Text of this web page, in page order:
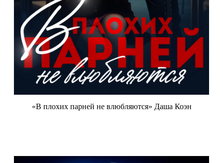
«В плохих парней не влюбляются» Даша Коэн